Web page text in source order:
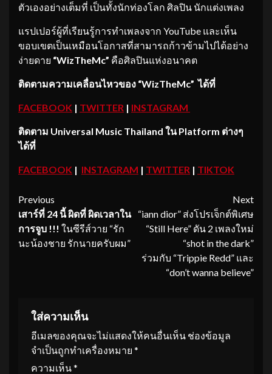
ตัวเองอย่างเต็มที่ เป็นทั้งนักท่องโลก ศิลปิน นักแต่งเพลง
แรปเปอร์ผู้ที่เรียนรู้การทำเพลงจาก YouTube และเห็น
ขอบเขตเป็นเหมือนโอกาสที่สามารถก้าวข้ามไปได้อย่าง
ง่ายดาย “WizTheMc” คือศิลปินแห่งอนาคต
ติดตามความเคลื่อนไหวของ “WizTheMc” ได้ที่
FACEBOOK | TWITTER | INSTAGRAM
ติดตาม Universal Music Thailand ใน Platform ต่างๆ
ได้ที่
FACEBOOK | INSTAGRAM | TWITTER | TIKTOK
Continue
Reading
Previous
เสาร์ที่ 24 นี้ ผิดที่ ผิดเวลาใน
การจูบ !!! ในซีรีส์วาย “รัก
นะน้องชาย รักนายครับผม”
Next
“iann dior” ส่งโปรเจ็กต์พิเศษ
“Still Here” ดัน 2 เพลงใหม่
“shot in the dark”
ร่วมกับ “Trippie Redd” และ
“don’t wanna believe”
ใส่ความเห็น
อีเมลของคุณจะไม่แสดงให้คนอื่นเห็น ช่องข้อมูล
จำเป็นถูกทำเครื่องหมาย *
ความเห็น*